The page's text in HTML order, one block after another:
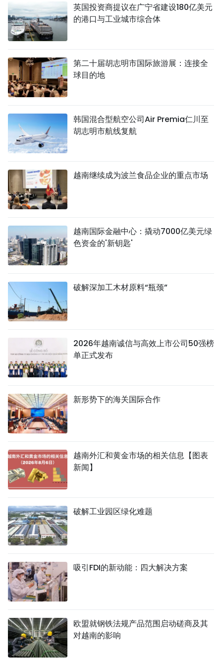
英国投资商提议在广宁省建设180亿美元
的港口与工业城市综合体
第二十届胡志明市国际旅游展：连接全
球目的地
韩国混合型航空公司Air Premia仁川至
胡志明市航线复航
越南继续成为波兰食品企业的重点市场
越南国际金融中心：撬动7000亿美元绿
色资金的'新钥匙'
破解深加工木材原料“瓶颈”
2026年越南诚信与高效上市公司50强榜
单正式发布
新形势下的海关国际合作
越南外汇和黄金市场的相关信息【图表
新闻】
破解工业园区绿化难题
吸引FDI的新动能：四大解决方案
欧盟就钢铁法规产品范围启动磋商及其
对越南的影响